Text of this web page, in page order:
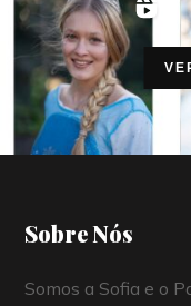
Sobre Nós
Somos a Sofia e o